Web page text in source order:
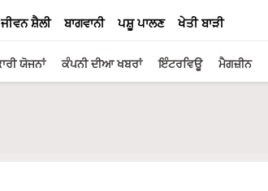
ਸ਼ੈਲੀ ਬਾਗਵਾਨੀ ਪਸ਼ੂ ਪਾਲਣ ਖੇਤੀ ਬਾੜੀ
ਯੋਜਨਾਂ ਕੰਪਨੀ ਦੀਆ ਖਬਰਾਂ ਇੰਟਰਵਿਊ ਮੈਗਜ਼ੀਨ